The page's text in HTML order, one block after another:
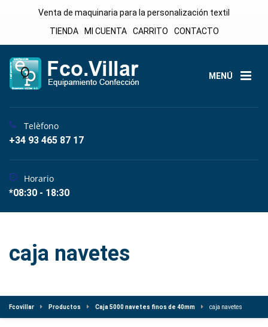
Venta de maquinaria para la personalización textil
TIENDA
MI CUENTA CARRITO CONTACTO
MENÚ
Telèfono
+34 93 465 87 17
Horario
*08:30 - 18:30
caja navetes
Fcovillar Productos Caja 5000 navetes finos de 40mm caja navetes